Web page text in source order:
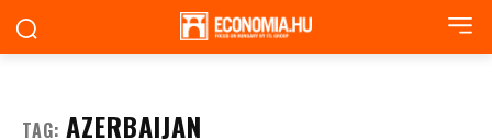
TAG: AZERBAIJAN